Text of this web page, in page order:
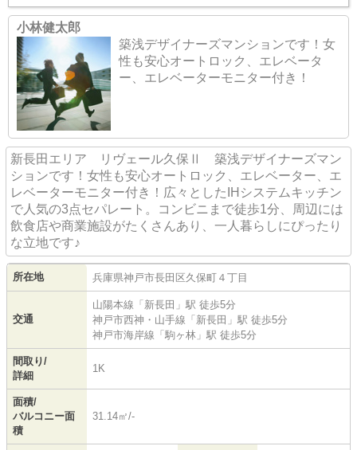
小林健太郎
築浅デザイナーズマンションです！女
性も安心オートロック、エレベータ
ー、エレベーターモニター付き！
新長田エリア リヴェール久保Ⅱ 築浅デザイナーズマン
ションです！女性も安心オートロック、エレベーター、エ
レベーターモニター付き！広々としたIHシステムキッチン
で人気の3点セパレート。コンビニまで徒歩1分、周辺には
飲食店や商業施設がたくさんあり、一人暮らしにぴったり
な立地です♪
所在地 兵庫県神戸市長田区久保町 ４丁目
交通
山陽本線 「 新長田 」駅 徒歩5分
神戸市西神・山手線 「 新長田 」駅 徒歩5分
神戸市海岸線 「 駒ヶ林 」駅 徒歩5分
間取り/
詳細
1K
面積/
バルコニー面
積
31.14㎡/-